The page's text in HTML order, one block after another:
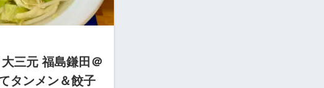
三元 福島鎌田＠
タンメン＆餃子